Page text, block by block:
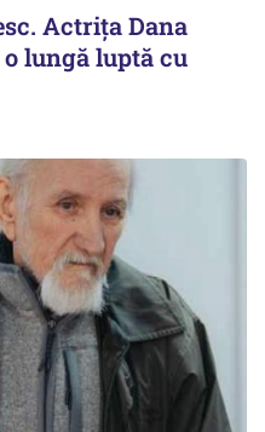
Actrița Dana
lungă luptă cu